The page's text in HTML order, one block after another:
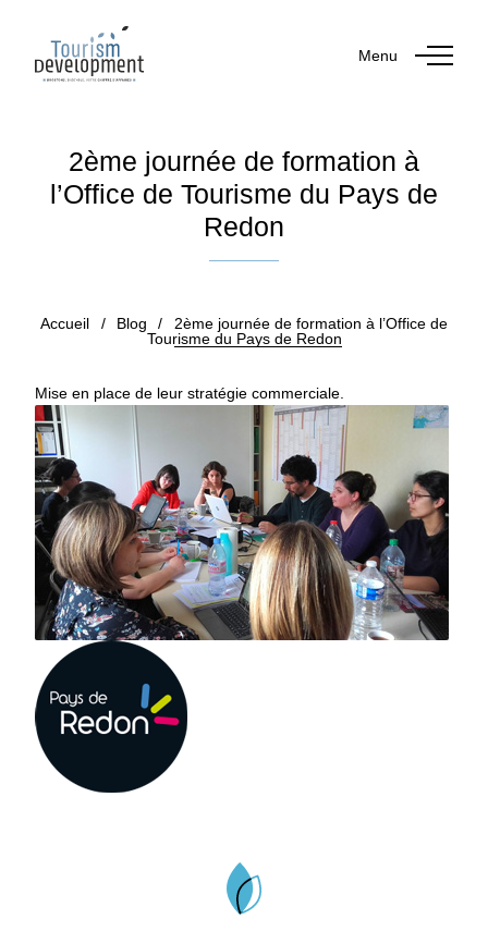
Menu
2ème journée de formation à
l’Office de Tourisme du Pays de
Redon
Accueil / Blog /
2ème journée de formation à l’Office de
Tourisme du Pays de Redon
Mise en place de leur stratégie commerciale.